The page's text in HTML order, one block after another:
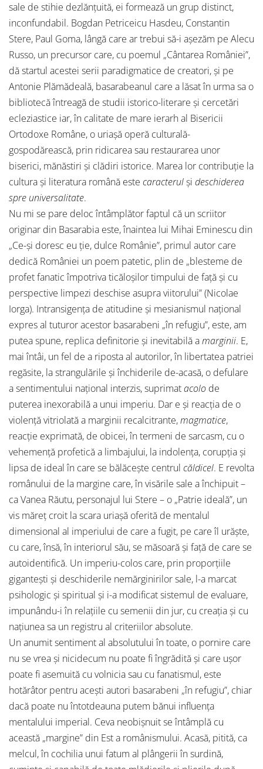
sale de stihie dezlănțuită, ei formează un grup distinct,
inconfundabil. Bogdan Petriceicu Hasdeu, Constantin
Stere, Paul Goma, lângă care ar trebui să-i așezăm pe Alecu
Russo, un precursor care, cu poemul „Cântarea României”,
dă startul acestei serii paradigmatice de creatori, și pe
Antonie Plămădeală, basarabeanul care a lăsat în urma sa o
bibliotecă întreagă de studii istorico-literare și cercetări
ecleziastice iar, în calitate de mare ierarh al Bisericii
Ortodoxe Române, o uriașă operă culturală-
gospodărească, prin ridicarea sau restaurarea unor
biserici, mănăstiri și clădiri istorice. Marea lor contribuție la
cultura și literatura română este caracterulși deschiderea
spre universalitate.
Nu mi se pare deloc întâmplător faptul că un scriitor
originar din Basarabia este, înaintea lui Mihai Eminescu din
„Ce-și doresc eu ție, dulce Românie”, primul autor care
dedică României un poem patetic, plin de „blesteme de
profet fanatic împotriva ticăloșilor timpului de față și cu
perspective limpezi deschise asupra viitorului” (Nicolae
Iorga). Intransigența de atitudine și mesianismul național
expres al tuturor acestor basarabeni „în refugiu”, este, am
putea spune, replica definitorie și inevitabilă amarginii. E,
mai întâi, un fel de a riposta al autorilor, în libertatea patriei
regăsite, la strangulările și închiderile de-acasă, o defulare
a sentimentului național interzis, suprimatacolo de
puterea inexorabilă a unui imperiu. Dar e și reacția de o
violență vitriolată a marginii recalcitrante,magmatice,
reacție exprimată, de obicei, în termeni de sarcasm, cu o
vehemență profetică a limbajului, la indolența, corupția și
lipsa de ideal în care se bălăcește centrul căldicel. E revolta
românului de la margine care, în visările sale a închipuit –
ca Vanea Răutu, personajul lui Stere – o „Patrie ideală”, un
vis măreț croit la scara uriașă oferită de mentalul
dimensional al imperiului de care a fugit, pe care îl urăște,
cu care, însă, în interiorul său, se măsoară și față de care se
autoidentifică. Un imperiu-colos care, prin proporțiile
gigantești și deschiderile nemărginirilor sale, l-a marcat
psihologic și spiritual și i-a modificat sistemul de evaluare,
impunându-i în relațiile cu semenii din jur, cu creația și cu
națiunea sa un registru al criteriilor absolute.
Un anumit sentiment al absolutului în toate, o pornire care
nu se vrea și nicidecum nu poate fi îngrădită și care ușor
poate fi asemuită cu volnicia sau cu fanatismul, este
hotărâtor pentru acești autori basarabeni „în refugiu”, chiar
dacă poate nu întotdeauna putem bănui influența
mentalului imperial. Ceva neobișnuit se întâmplă cu
această „margine” din Est a românismului. Acasă, pitită, ca
melcul, în cochilia unui fatum al plângerii în surdină,